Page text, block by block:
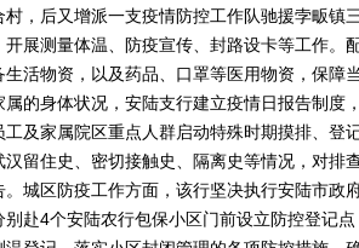
，后又增派一支疫情防控工作队驰援孛畈镇
展测量体温、防疫宣传、封路设卡等工作。
活物资，以及药品、口罩等医用物资，保障
属的身体状况，安陆支行建立疫情日报告制度
及家属院区重点人群启动特殊时期摸排、登
汉留住史、密切接触史、隔离史等情况，对排
城区防疫工作方面，该行坚决执行安陆市政
赴4个安陆农行包保小区门前设立防控登记